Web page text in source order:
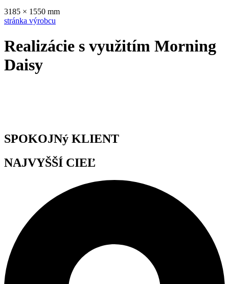
3185 × 1550 mm
stránka výrobcu
Realizácie s využitím Morning
Daisy
SPOKOJNý KLIENT
NAJVYŠŠÍ CIEĽ